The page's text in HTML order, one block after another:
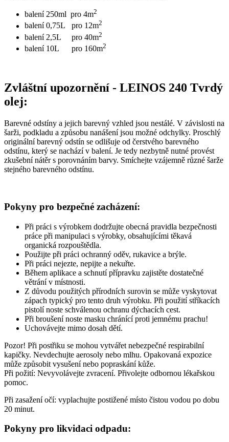
balení 250ml pro 4m2
balení 0,75L pro 12m2
balení 2,5L pro 40m2
balení 10L pro 160m2
Zvláštní upozornění - LEINOS 240 Tvrdý
olej:
Barevné odstíny a jejich barevný vzhled jsou nestálé. V závislosti na
šarži, podkladu a způsobu nanášení jsou možné odchylky. Proschlý
originální barevný odstín se odlišuje od čerstvého barevného
odstínu, který se nachází v balení. Je tedy nezbytně nutné provést
zkušební nátěr s porovnáním barvy. Smíchejte vzájemně různé šarže
stejného barevného odstínu.
Pokyny pro bezpečné zacházení:
Při práci s výrobkem dodržujte obecná pravidla bezpečnosti
práce při manipulaci s výrobky, obsahujícími těkavá
organická rozpouštědla.
Použijte při práci ochranný oděv, rukavice a brýle.
Při práci nejezte, nepijte a nekuřte.
Během aplikace a schnutí přípravku zajistěte dostatečné
větrání v místnosti.
Z důvodu použitých přírodních surovin se může vyskytovat
zápach typický pro tento druh výrobku. Při použití stříkacích
pistolí noste schválenou ochranu dýchacích cest.
Při broušení noste masku chránící proti jemnému prachu!
Uchovávejte mimo dosah dětí.
Pozor! Při postřiku se mohou vytvářet nebezpečné respirabilní
kapičky. Nevdechujte aerosoly nebo mlhu. Opakovaná expozice
může způsobit vysušení nebo popraskání kůže.
Při požití: Nevyvolávejte zvracení. Přivolejte odbornou lékařskou
pomoc.
Při zasažení očí: vyplachujte postižené místo čistou vodou po dobu
20 minut.
Pokyny pro likvidaci odpadu: